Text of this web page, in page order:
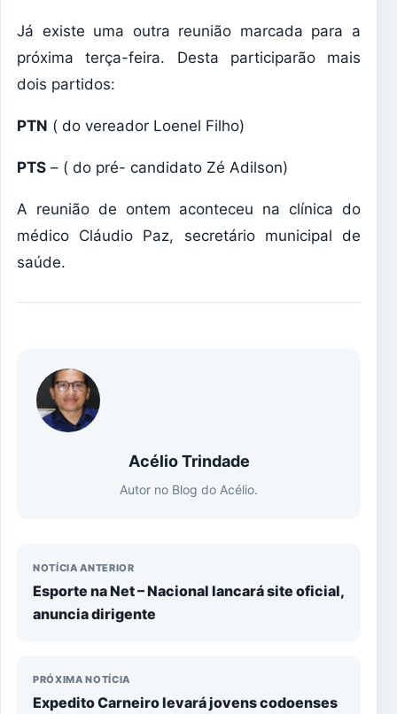
Já existe uma outra reunião marcada para a
próxima terça-feira. Desta participarão mais
dois partidos:
PTN ( do vereador Loenel Filho)
PTS – ( do pré- candidato Zé Adilson)
A reunião de ontem aconteceu na clínica do
médico Cláudio Paz, secretário municipal de
saúde.
Acélio Trindade
Autor no Blog do Acélio.
NOTÍCIA ANTERIOR
Esporte na Net – Nacional lancará site oficial,
anuncia dirigente
PRÓXIMA NOTÍCIA
Expedito Carneiro levará jovens codoenses